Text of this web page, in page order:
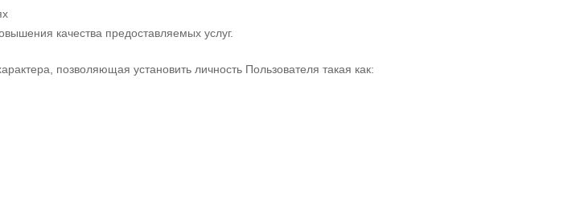
качества предоставляемых услуг.
позволяющая установить личность Пользователя такая как: